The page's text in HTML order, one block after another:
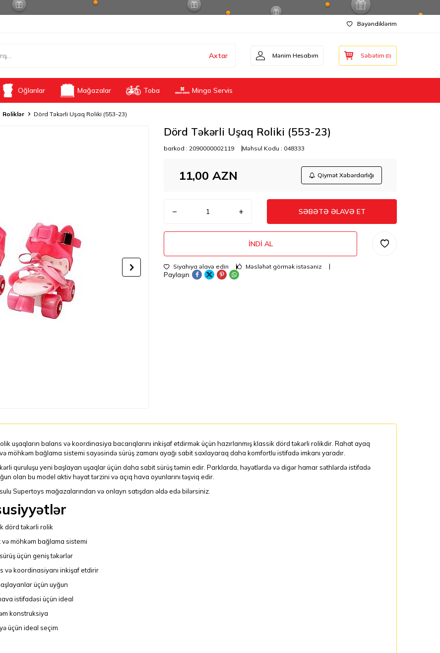
Bəyəndiklərim
Axtar Mənim Hesabım Səbətim (0)
Oğlanlar Mağazalar Toba Mingo Servis
Roliklər Dörd Təkərli Uşaq Roliki (553-23)
Dörd Təkərli Uşaq Roliki (553-23)
barkod : 2090000002119 Məhsul Kodu : 048333
11,00 AZN Qiymət Xəbərdarlığı
SƏBƏTƏ ƏLAVƏ ET
İNDI AL
Siyahıya əlavə edin Məsləhət görmək istəsəniz
Paylaşın
uşaqların balans və koordinasiya bacarıqlarını inkişaf etdirmək üçün hazırlanmış klassik dörd təkərli rolikdir. Rahat ayaq
möhkəm bağlama sistemi sayəsində sürüş zamanı ayağı sabit saxlayaraq daha komfortlu istifadə imkanı yaradır.
quruluşu yeni başlayan uşaqlar üçün daha sabit sürüş təmin edir. Parklarda, həyətlərdə və digər hamar səthlərdə istifadə
olan bu model aktiv həyat tərzini və açıq hava oyunlarını təşviq edir.
Supertoys mağazalarından və onlayn satışdan əldə edə bilərsiniz.
dörd təkərli rolik
və möhkəm bağlama sistemi
üçün geniş təkərlər
və koordinasiyanı inkişaf etdirir
üçün uyğun
istifadəsi üçün ideal
konstruksiya
üçün ideal seçim